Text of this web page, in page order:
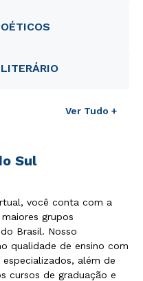
Ver Tudo +
Sul
você conta com a
grupos
Brasil. Nosso
qualidade de ensino com
além de
cursos de graduação e